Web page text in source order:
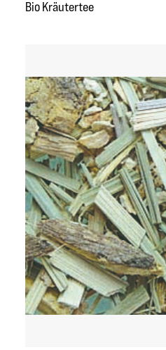
Bio Kräutertee